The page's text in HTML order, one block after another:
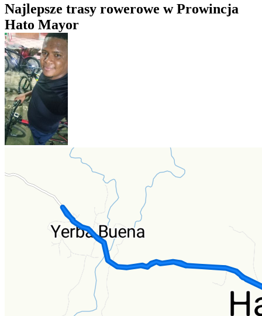
Najlepsze trasy rowerowe w Prowincja
Hato Mayor